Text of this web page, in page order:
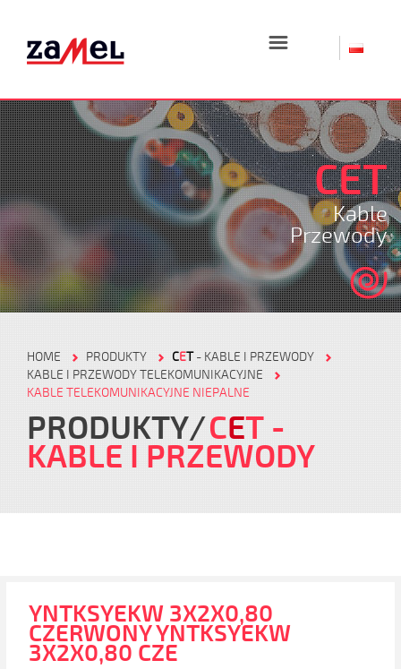
☰
CET
Kable
Przewody
HOME PRODUKTY CET- KABLE I PRZEWODY
KABLE I PRZEWODY TELEKOMUNIKACYJNE
KABLE TELEKOMUNIKACYJNE NIEPALNE
PRODUKTY CET -
KABLE I PRZEWODY
YNTKSYEKW 3X2X0,80
CZERWONY YNTKSYEKW
3X2X0,80 CZE